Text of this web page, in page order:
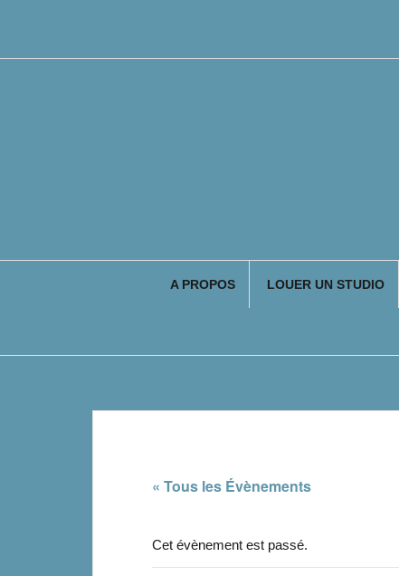
A PROPOS LOUER UN STUDIO
« Tous les Évènements
Cet évènement est passé.